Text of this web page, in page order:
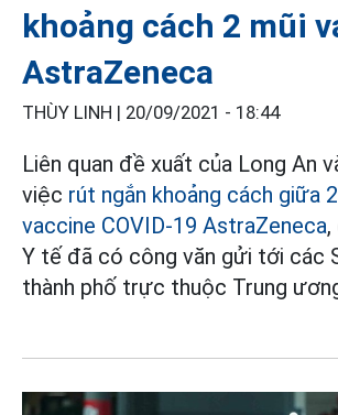
khoảng cách 2 mũi
AstraZeneca
THÙY LINH | 20/09/2021 - 18:44
Liên quan đề xuất của Long An
việc rút ngắn khoảng cách giữa
vaccine COVID-19 AstraZeneca
Y tế đã có công văn gửi tới các
thành phố trực thuộc Trung